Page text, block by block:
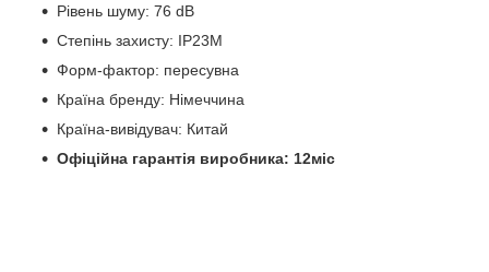
Рівень шуму: 76 dB
Степінь захисту: IP23M
Форм-фактор: пересувна
Країна бренду: Німеччина
Країна-вивідувач: Китай
Офіційна гарантія виробника: 12міс